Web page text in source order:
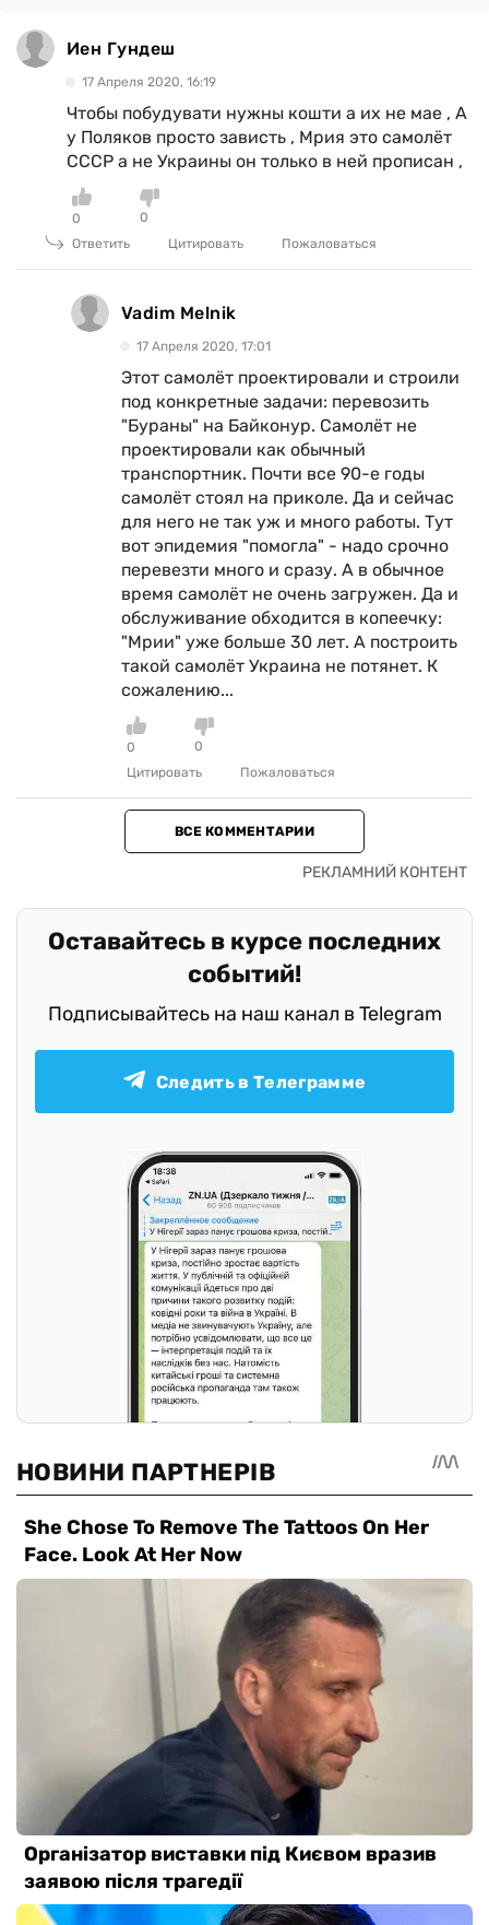
Иен Гундеш
17 Апреля 2020, 16:19
Чтобы побудувати нужны кошти а их не мае , А
у Поляков просто зависть , Мрия это самолёт
СССР а не Украины он только в ней прописан ,
0
0
Ответить
Цитировать Пожаловаться
Vadim Melnik
17 Апреля 2020, 17:01
Этот самолёт проектировали и строили
под конкретные задачи: перевозить
"Бураны" на Байконур. Самолёт не
проектировали как обычный
транспортник. Почти все 90-е годы
самолёт стоял на приколе. Да и сейчас
для него не так уж и много работы. Тут
вот эпидемия "помогла" - надо срочно
перевезти много и сразу. А в обычное
время самолёт не очень загружен. Да и
обслуживание обходится в копеечку:
"Мрии" уже больше 30 лет. А построить
такой самолёт Украина не потянет. К
сожалению...
0
0
Цитировать
Пожаловаться
ВСЕ КОММЕНТАРИИ
Оставайтесь в курсе последних
событий!
Подписывайтесь на наш канал в Telegram
Следить в Телеграмме